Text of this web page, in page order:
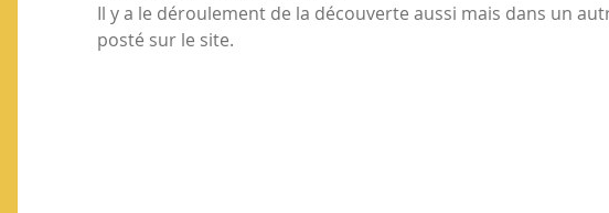
Il y a le déroulement de la découverte aussi mais dans un
posté sur le site.